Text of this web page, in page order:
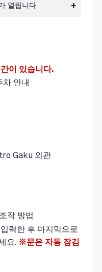
열립니다
이 있습니다.
력한 후 마지막으로
요. ※문은 자동 잠김